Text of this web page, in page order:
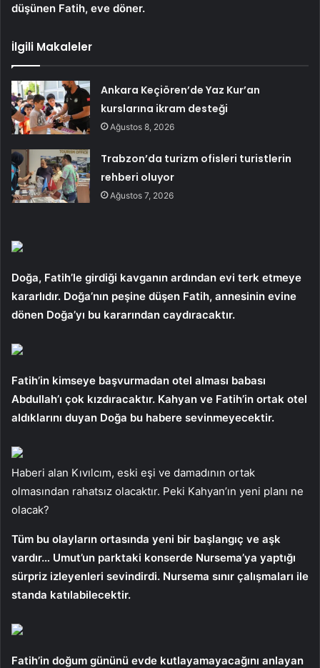
düşünen Fatih, eve döner.
İlgili Makaleler
Ankara Keçiören’de Yaz Kur’an
kurslarına ikram desteği
Ağustos 8, 2026
Trabzon’da turizm ofisleri turistlerin
rehberi oluyor
Ağustos 7, 2026
Doğa, Fatih’le girdiği kavganın ardından evi terk etmeye
kararlıdır. Doğa’nın peşine düşen Fatih, annesinin evine
dönen Doğa’yı bu kararından caydıracaktır.
Fatih’in kimseye başvurmadan otel alması babası
Abdullah’ı çok kızdıracaktır. Kahyan ve Fatih’in ortak otel
aldıklarını duyan Doğa bu habere sevinmeyecektir.
Haberi alan Kıvılcım, eski eşi ve damadının ortak
olmasından rahatsız olacaktır. Peki Kahyan’ın yeni planı ne
olacak?
Tüm bu olayların ortasında yeni bir başlangıç ​​ve aşk
vardır… Umut’un parktaki konserde Nursema’ya yaptığı
sürpriz izleyenleri sevindirdi. Nursema sınır çalışmaları ile
standa katılabilecektir.
Fatih’in doğum gününü evde kutlayamayacağını anlayan